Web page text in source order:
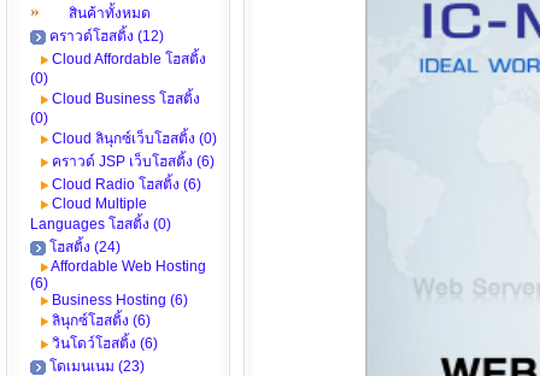
สินค้าทั้งหมด
คราวด์โฮสติ้ง (12)
Cloud Affordable โฮสติ้ง
(0)
Cloud Business โฮสติ้ง
(0)
Cloud ลินุกซ์เว็บโฮสติ้ง (0)
คราวด์ JSP เว็บโฮสติ้ง (6)
Cloud Radio โฮสติ้ง (6)
Cloud Multiple
Languages โฮสติ้ง (0)
โฮสติ้ง (24)
Affordable Web Hosting
(6)
Business Hosting (6)
ลินุกซ์โฮสติ้ง (6)
วินโดว์โฮสติ้ง (6)
โดเมนเนม (23)